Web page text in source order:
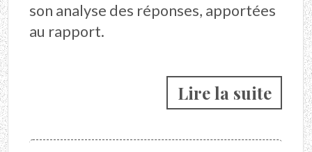
son analyse des réponses, apportées
au rapport.
Lire la suite